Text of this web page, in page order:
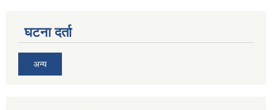
घटना दर्ता
अन्य